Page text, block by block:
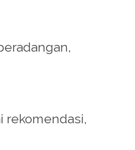
rekomendasi,